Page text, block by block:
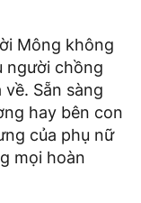
Mông không
người chồng
Sẵn sàng
hay bên con
của phụ nữ
mọi hoàn